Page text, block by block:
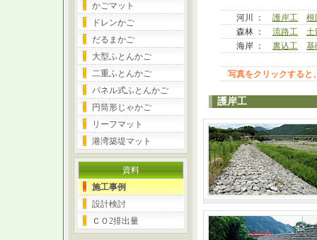
河川 ： 護岸工
根
森林 ： 流路工
土
海岸 ： 裏込工 基
写真をクリックすると
護岸工
かごマット
ドレンかご
だるまかご
大型ふとんかご
二重ふとんかご
パネル式ふとんかご
円筒形じゃかご
リーフマット
港湾築堤マット
資料
施工事例
設計検討
ＣＯ2排出量